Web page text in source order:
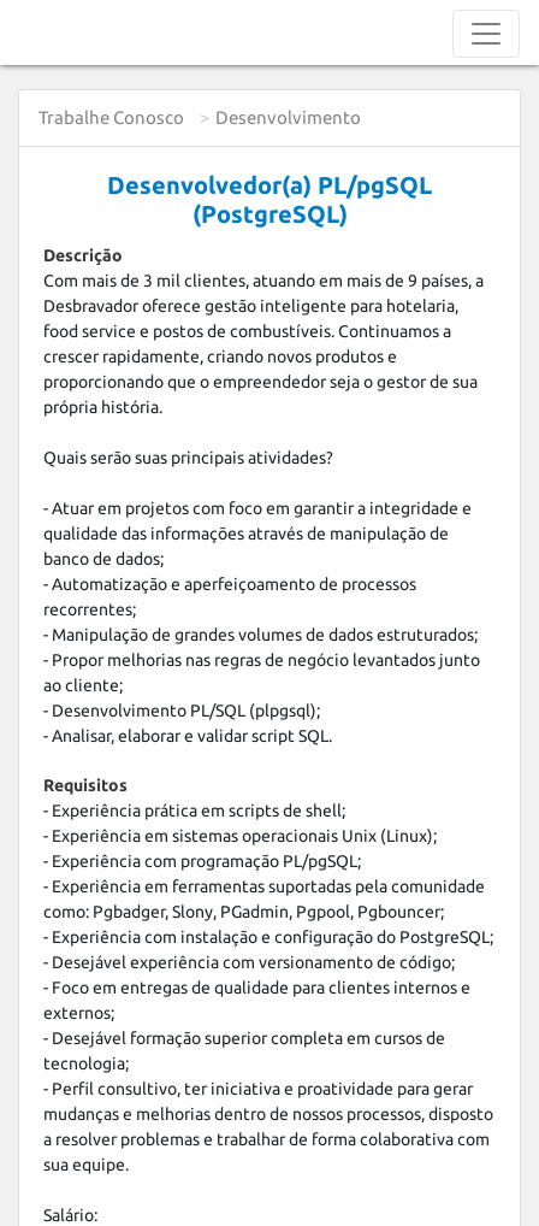
Trabalhe Conosco Desenvolvimento
Desenvolvedor(a) PL/pgSQL
(PostgreSQL)
Descrição
Com mais de 3 mil clientes, atuando em mais de 9 países, a
Desbravador oferece gestão inteligente para hotelaria,
food service e postos de combustíveis. Continuamos a
crescer rapidamente, criando novos produtos e
proporcionando que o empreendedor seja o gestor de sua
própria história.
Quais serão suas principais atividades?
- Atuar em projetos com foco em garantir a integridade e
qualidade das informações através de manipulação de
banco de dados;
- Automatização e aperfeiçoamento de processos
recorrentes;
- Manipulação de grandes volumes de dados estruturados;
- Propor melhorias nas regras de negócio levantados junto
ao cliente;
- Desenvolvimento PL/SQL (plpgsql);
- Analisar, elaborar e validar script SQL.
Requisitos
- Experiência prática em scripts de shell;
- Experiência em sistemas operacionais Unix (Linux);
- Experiência com programação PL/pgSQL;
- Experiência em ferramentas suportadas pela comunidade
como: Pgbadger, Slony, PGadmin, Pgpool, Pgbouncer;
- Experiência com instalação e configuração do PostgreSQL;
- Desejável experiência com versionamento de código;
- Foco em entregas de qualidade para clientes internos e
externos;
- Desejável formação superior completa em cursos de
tecnologia;
- Perfil consultivo, ter iniciativa e proatividade para gerar
mudanças e melhorias dentro de nossos processos, disposto
a resolver problemas e trabalhar de forma colaborativa com
sua equipe.
Salário: